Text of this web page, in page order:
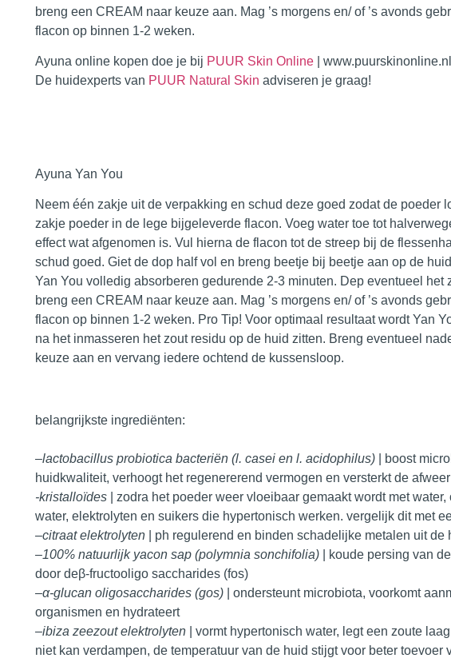
breng een CREAM naar keuze aan. Mag ’s morgens en/ of ’s avonds
flacon op binnen 1-2 weken.
Ayuna online kopen doe je bij PUUR Skin Online| www.puurskinonline.nl
De huidexperts van PUUR Natural Skin adviseren je graag!
Ayuna Yan You
Neem één zakje uit de verpakking en schud deze goed zodat de poeder
zakje poeder in de lege bijgeleverde flacon. Voeg water toe tot
effect wat afgenomen is. Vul hierna de flacon tot de streep bij de
schud goed. Giet de dop half vol en breng beetje bij beetje aan op de
Yan You volledig absorberen gedurende 2-3 minuten. Dep eventueel het
breng een CREAM naar keuze aan. Mag ’s morgens en/ of ’s avonds
flacon op binnen 1-2 weken. Pro Tip! Voor optimaal resultaat wordt Yan
na het inmasseren het zout residu op de huid zitten. Breng eventueel
keuze aan en vervang iedere ochtend de kussensloop.
belangrijkste ingrediënten:
–lactobacillus probiotica bacteriën(l. casei en l. acidophilus)| boost
huidkwaliteit, verhoogt het regenererend vermogen en versterkt de
-kristalloïdes|
zodra het poeder weer vloeibaar gemaakt wordt met
water, elektrolyten en suikers die hypertonisch werken. vergelijk dit met
–citraat elektrolyten
| ph regulerend en binden schadelijke metalen uit de
–100% natuurlijk yacon sap (polymnia sonchifolia)| koude persing van
door deβ-fructooligo saccharides (fos)
–α-glucan oligosaccharides (gos)| ondersteunt microbiota, voorkomt
organismen en hydrateert
–ibiza zeezout elektrolyten| vormt hypertonisch water, legt een zoute
niet kan verdampen, de temperatuur van de huid stijgt voor beter toevoer